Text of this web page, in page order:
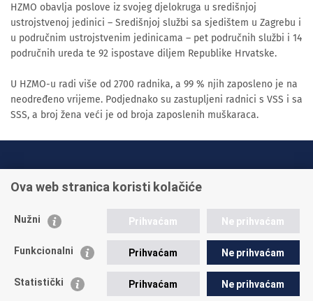
HZMO obavlja poslove iz svojeg djelokruga u središnjoj
ustrojstvenoj jedinici – Središnjoj službi sa sjedištem u Zagrebu i
u područnim ustrojstvenim jedinicama – pet područnih službi i 14
područnih ureda te 92 ispostave diljem Republike Hrvatske.
U HZMO-u radi više od 2700 radnika, a 99 % njih zaposleno je na
neodređeno vrijeme. Podjednako su zastupljeni radnici s VSS i sa
SSS, a broj žena veći je od broja zaposlenih muškaraca.
+385 1 45 95 011
Postavite pitanje
Ova web stranica koristi kolačiće
Nužni Prihvaćam Ne prihvaćam
Funkcionalni Prihvaćam Ne prihvaćam
Statistički Prihvaćam Ne prihvaćam